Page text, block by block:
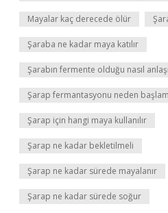
Mayalar kaç derecede ölür
Şaraba ne kadar maya katılır
Şarabın fermente olduğu nasıl
Şarap fermantasyonu neden
Şarap için hangi maya kullanılır
Şarap ne kadar bekletilmeli
Şarap ne kadar sürede mayalanır
Şarap ne kadar sürede soğur